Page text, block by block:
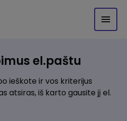
el.paštu
ieškote ir vos kriterijus
atsiras, iš karto gausite jį el.